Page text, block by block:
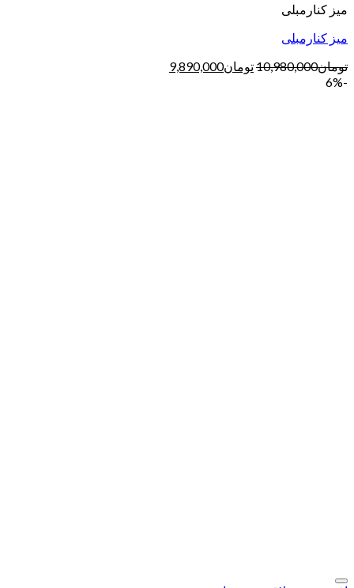
میز کنارمبلی
میز کنارمبلی
تومان10,980,000تومان9,890,000
-6%